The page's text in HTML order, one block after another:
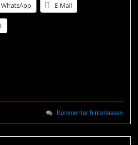
WhatsApp E-Mail
Kommentar hinterlassen